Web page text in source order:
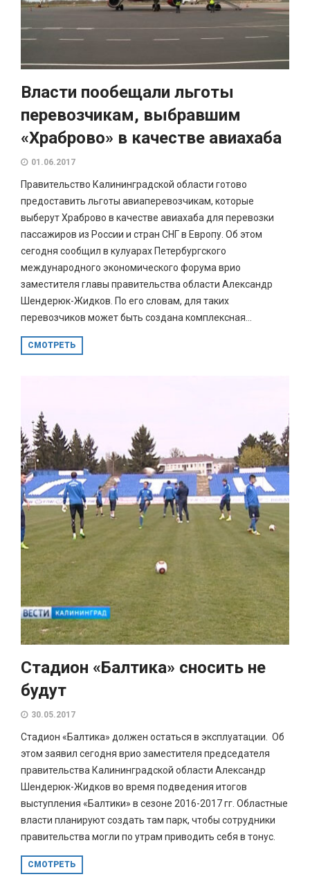
Власти пообещали льготы
перевозчикам, выбравшим
«Храброво» в качестве авиахаба
01.06.2017
Правительство Калининградской области готово
предоставить льготы авиаперевозчикам, которые
выберут Храброво в качестве авиахаба для перевозки
пассажиров из России и стран СНГ в Европу. Об этом
сегодня сообщил в кулуарах Петербургского
международного экономического форума врио
заместителя главы правительства области Александр
Шендерюк-Жидков. По его словам, для таких
перевозчиков может быть создана комплексная...
СМОТРЕТЬ
Стадион «Балтика» сносить не
будут
30.05.2017
Стадион «Балтика» должен остаться в эксплуатации. Об
этом заявил сегодня врио заместителя председателя
правительства Калининградской области Александр
Шендерюк-Жидков во время подведения итогов
выступления «Балтики» в сезоне 2016-2017 гг. Областные
власти планируют создать там парк, чтобы сотрудники
правительства могли по утрам приводить себя в тонус.
СМОТРЕТЬ